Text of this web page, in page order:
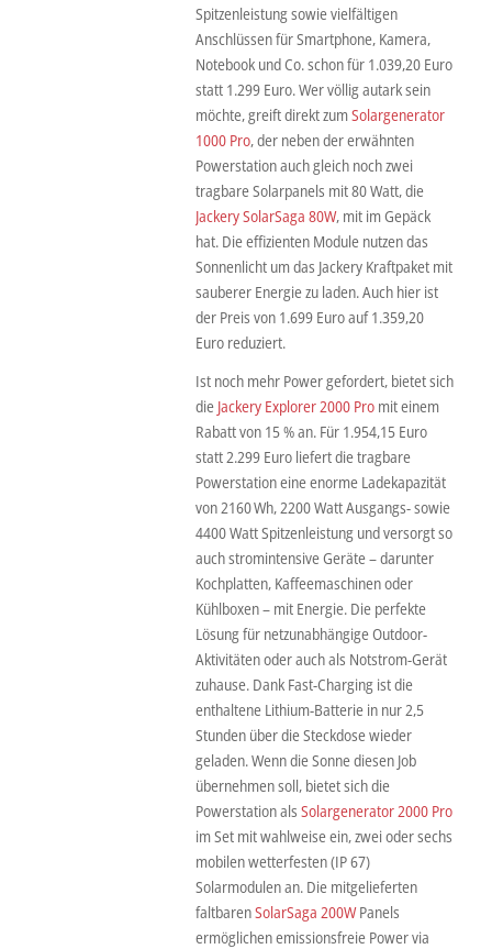
Spitzenleistung sowie vielfältigen
Anschlüssen für Smartphone, Kamera,
Notebook und Co. schon für 1.039,20 Euro
statt 1.299 Euro. Wer völlig autark sein
möchte, greift direkt zumSolargenerator
1000 Pro, der neben der erwähnten
Powerstation auch gleich noch zwei
tragbare Solarpanels mit 80 Watt, die
Jackery SolarSaga 80W, mit im Gepäck
hat. Die effizienten Module nutzen das
Sonnenlicht um das Jackery Kraftpaket mit
sauberer Energie zu laden. Auch hier ist
der Preis von 1.699 Euro auf 1.359,20
Euro reduziert.
Ist noch mehr Power gefordert, bietet sich
die Jackery Explorer 2000 Promit einem
Rabatt von 15 % an. Für 1.954,15 Euro
statt 2.299 Euro liefert die tragbare
Powerstation eine enorme Ladekapazität
von 2160 Wh, 2200 Watt Ausgangs- sowie
4400 Watt Spitzenleistung und versorgt so
auch stromintensive Geräte – darunter
Kochplatten, Kaffeemaschinen oder
Kühlboxen – mit Energie. Die perfekte
Lösung für netzunabhängige Outdoor-
Aktivitäten oder auch als Notstrom-Gerät
zuhause. Dank Fast-Charging ist die
enthaltene Lithium-Batterie in nur 2,5
Stunden über die Steckdose wieder
geladen. Wenn die Sonne diesen Job
übernehmen soll, bietet sich die
Powerstation als Solargenerator 2000 Pro
im Set mit wahlweise ein, zwei oder sechs
mobilen wetterfesten (IP 67)
Solarmodulen an. Die mitgelieferten
faltbarenSolarSaga 200WPanels
ermöglichen emissionsfreie Power via